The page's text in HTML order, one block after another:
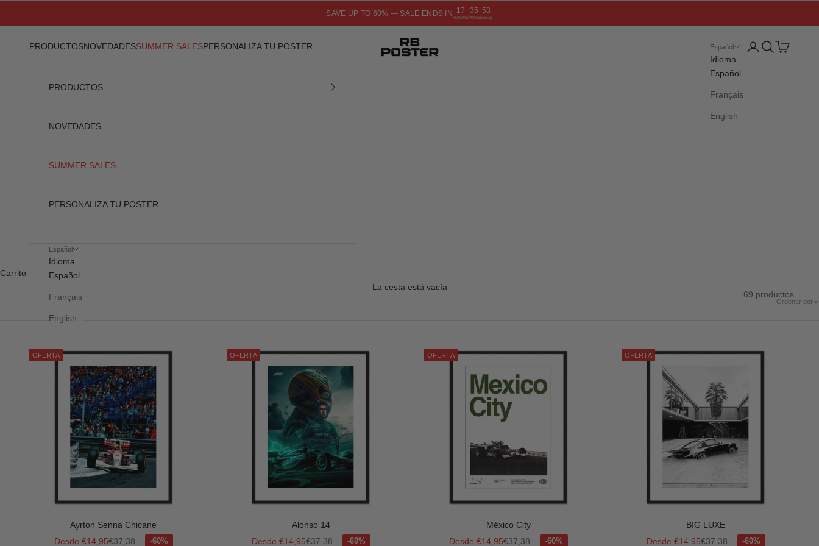
SAVE UP TO 60% — SALE ENDS IN 17
HOURS:35
MINS: 51
SECS
RB POSTER
PRODUCTOSNOVEDADESSUMMER SALESPERSONALIZA TU POSTER Español
Idioma
Español
Français
English
Iniciar sesión
Buscar
Cesta
PRODUCTOS
NOVEDADES
SUMMER SALES
PERSONALIZA TU POSTER
Español
Idioma
Español
Français
English
Carrito
La cesta está vacía
Ordenar por
69 productos
OFERTA
Ayrton Senna Chicane
Precio de oferta
Desde €14,95Precio normal
€37,38
OFERTA
Alonso 14
Precio de oferta
Desde €14,95Precio normal
€37,38
OFERTA
México City
Precio de oferta
Desde €14,95Precio normal
€37,38
OFERTA
BIG LUXE
Precio de oferta
Desde €14,95Precio normal
€37,38